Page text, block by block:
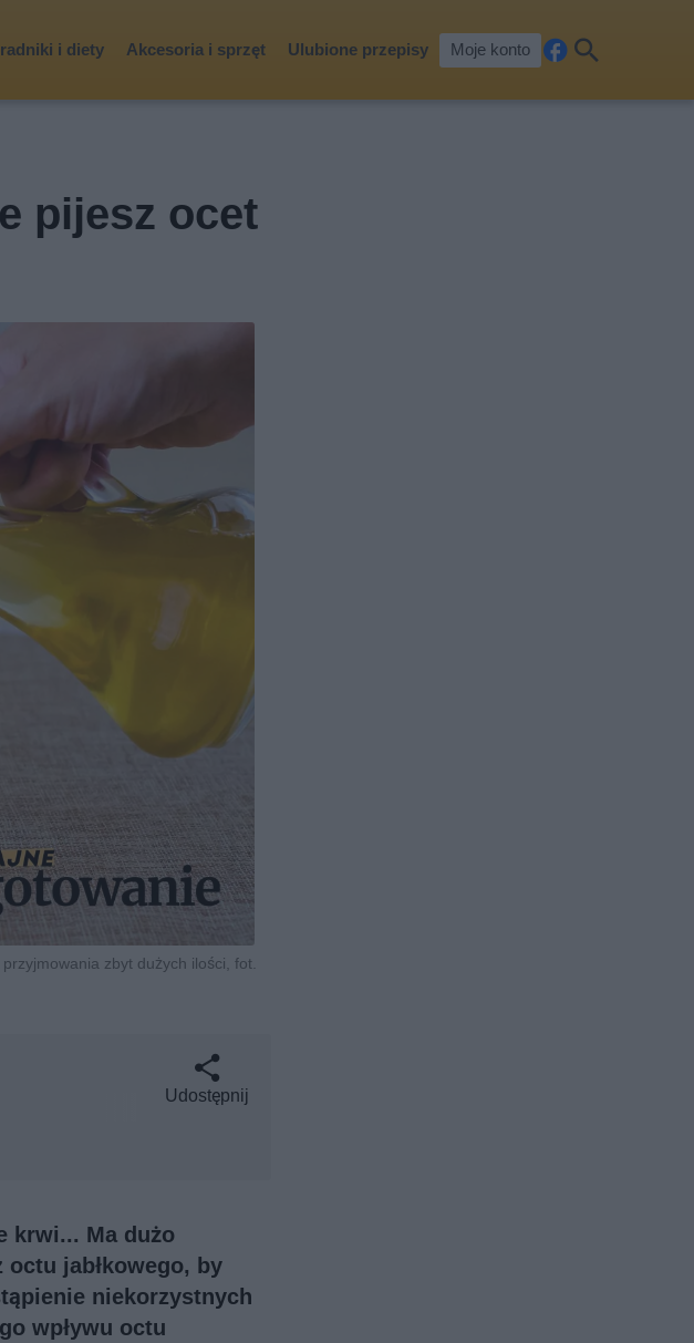
i diety Akcesoria i sprzęt Ulubione przepisy Moje konto
cebkaj
pijesz ocet
zbyt dużych ilości, fot.
Udostępnij
krwi... Ma dużo
jabłkowego, by
niekorzystnych
wpływu octu